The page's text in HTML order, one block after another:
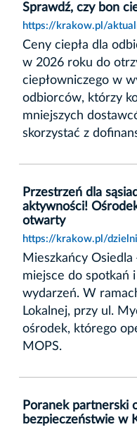
Sprawdź, czy bon
https://krakow.pl/
Ceny ciepła dla
w 2026 roku do
ciepłowniczego w
odbiorców, którzy
mniejszych
skorzystać z
Przestrzeń dla
aktywności!
otwarty
https://krakow.pl/
Mieszkańcy
miejsce do spotkań
wydarzeń. W
Lokalnej, przy ul.
ośrodek, którego
MOPS.
Poranek partnerski
bezpieczeństwie w